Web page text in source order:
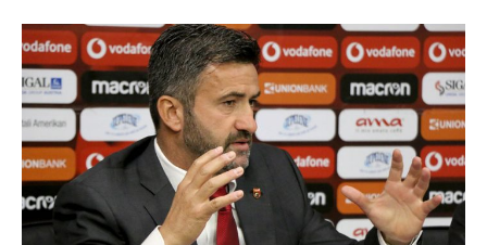
stil
loje.